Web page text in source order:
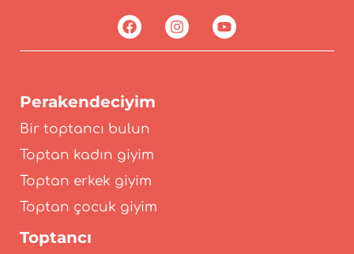
Perakendeciyim
Bir toptancı bulun
Toptan kadın giyim
Toptan erkek giyim
Toptan çocuk giyim
Toptancı